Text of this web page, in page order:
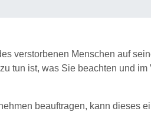
verstorbenen Menschen auf
tun ist, was Sie beachten und
beauftragen, kann dieses